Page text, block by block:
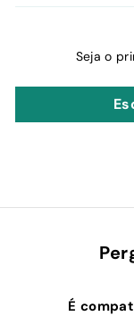
Seja o
É